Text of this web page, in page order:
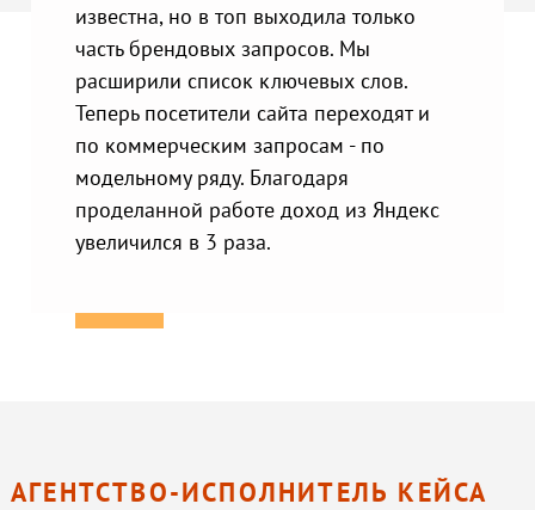
известна, но в топ выходила только
часть брендовых запросов. Мы
расширили список ключевых слов.
Теперь посетители сайта переходят и
по коммерческим запросам - по
модельному ряду. Благодаря
проделанной работе доход из Яндекс
увеличился в 3 раза.
АГЕНТСТВО-ИСПОЛНИТЕЛЬ КЕЙСА